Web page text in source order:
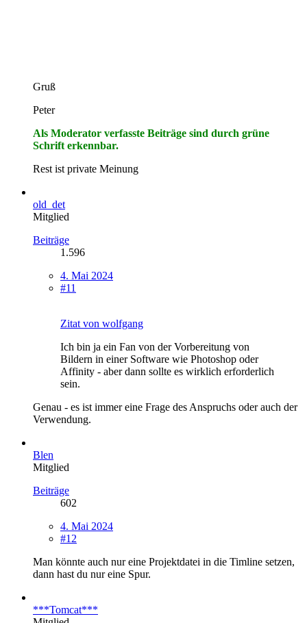
Gruß
Peter
Als Moderator verfasste Beiträge sind durch grüne
Schrift erkennbar.
Rest ist private Meinung
old_det
Mitglied
Beiträge
1.596
4. Mai 2024
#11
Zitat von wolfgang
Ich bin ja ein Fan von der Vorbereitung von
Bildern in einer Software wie Photoshop oder
Affinity - aber dann sollte es wirklich erforderlich
sein.
Genau - es ist immer eine Frage des Anspruchs oder auch der
Verwendung.
Blen
Mitglied
Beiträge
602
4. Mai 2024
#12
Man könnte auch nur eine Projektdatei in die Timline setzen,
dann hast du nur eine Spur.
***Tomcat***